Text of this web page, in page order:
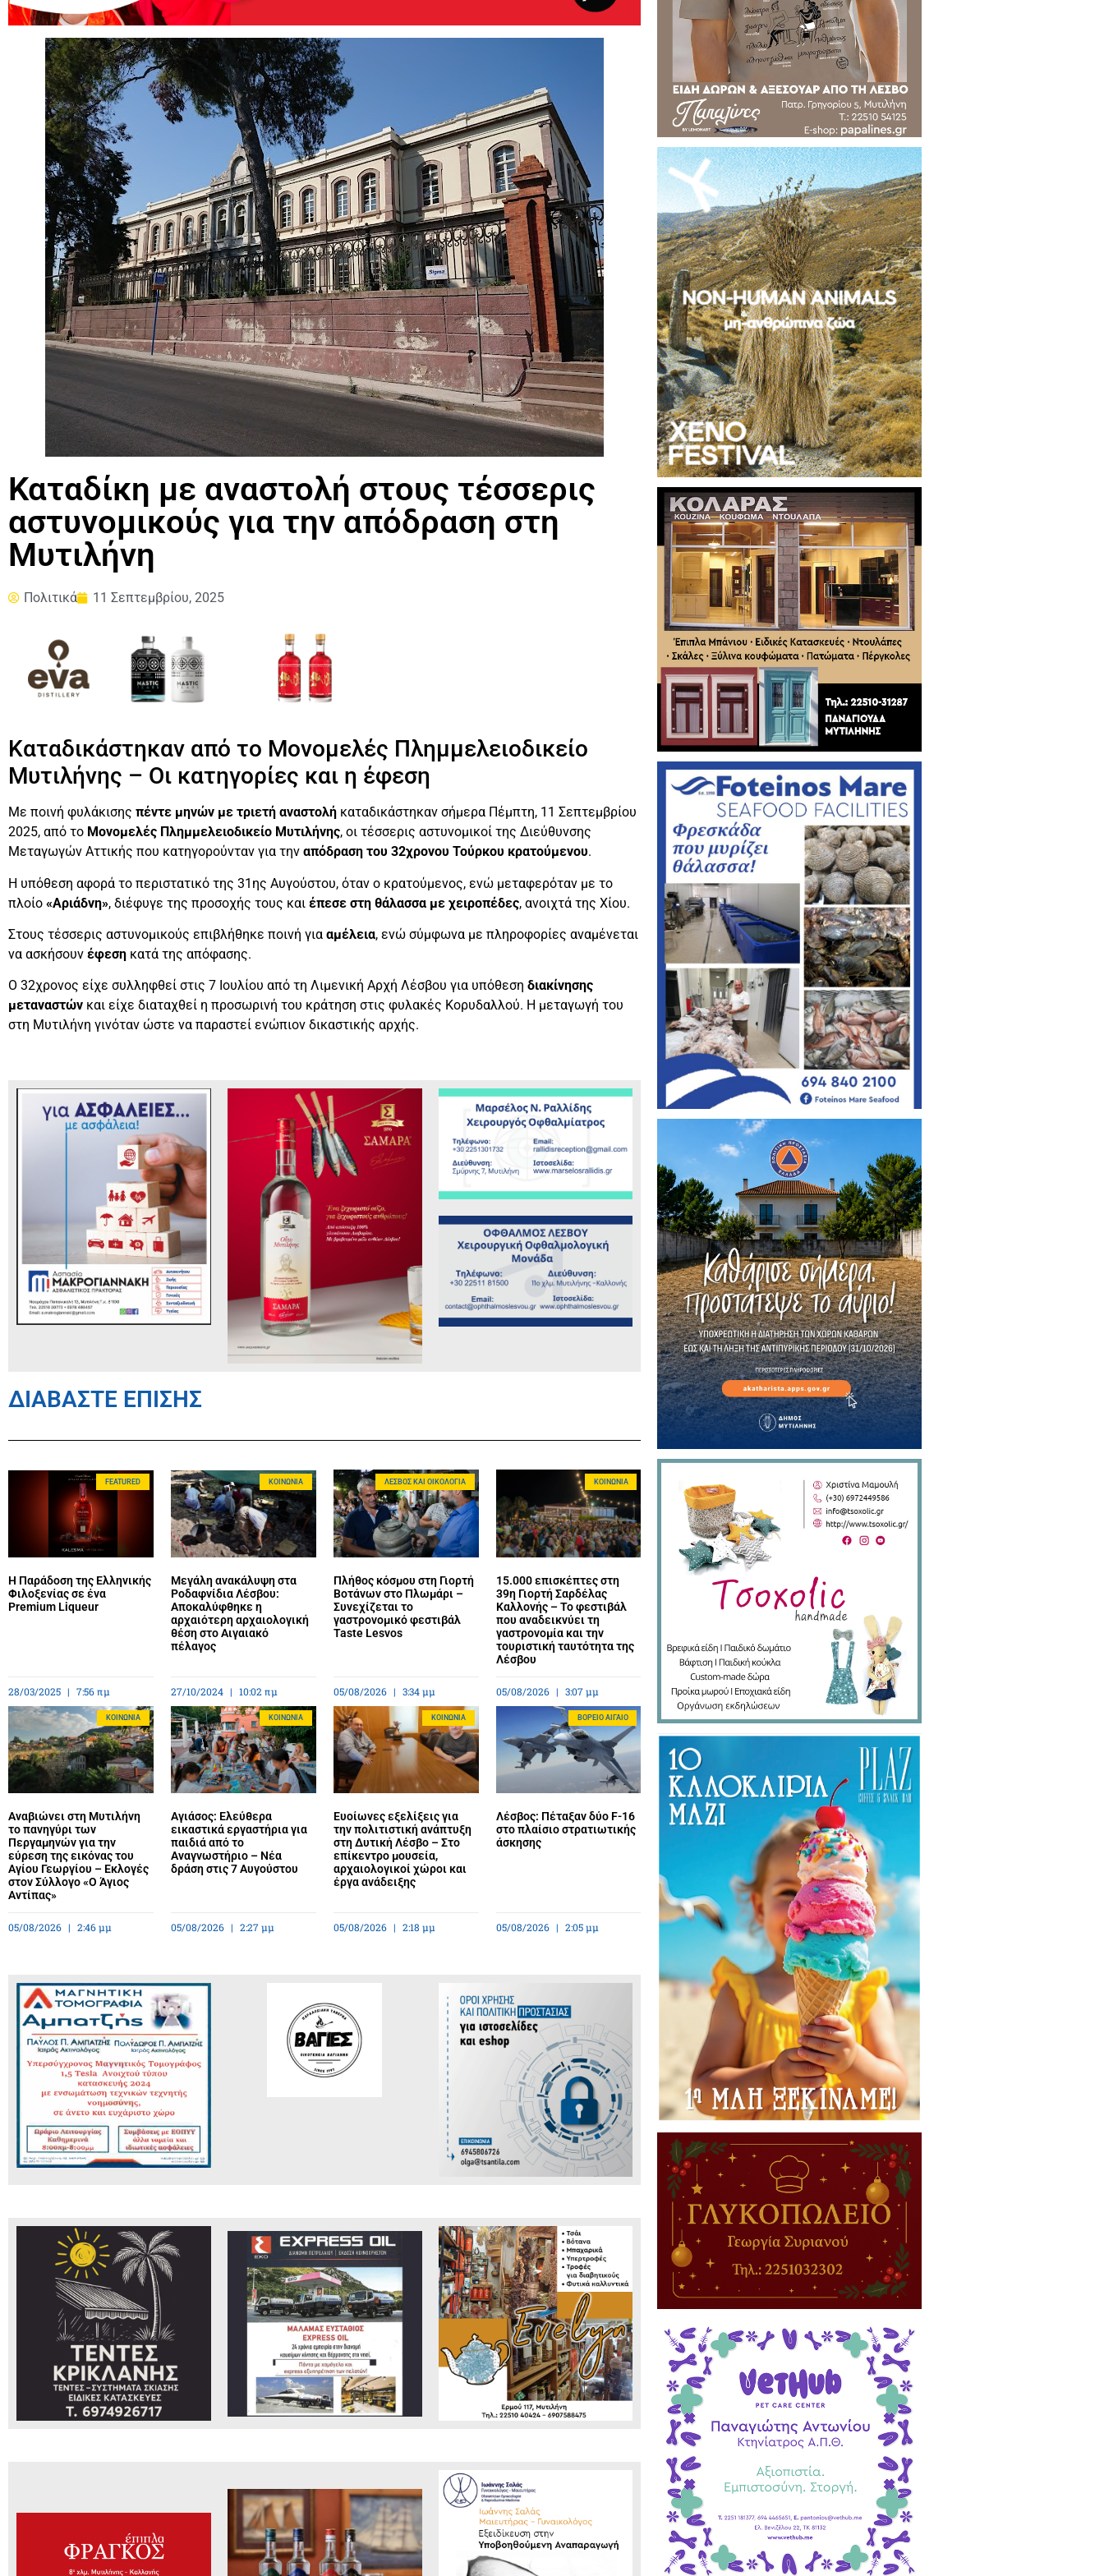
Καταδίκη με αναστολή στους τέσσερις
αστυνομικούς για την απόδραση στη
Μυτιλήνη
Πολιτικά 11 Σεπτεμβρίου, 2025
Καταδικάστηκαν από το Μονομελές Πλημμελειοδικείο
Μυτιλήνης – Οι κατηγορίες και η έφεση
Με ποινή φυλάκισης πέντε μηνών με τριετή αναστολή καταδικάστηκαν σήμερα Πέμπτη, 11 Σεπτεμβρίου
2025, από το Μονομελές Πλημμελειοδικείο Μυτιλήνης, οι τέσσερις αστυνομικοί της Διεύθυνσης
Μεταγωγών Αττικής που κατηγορούνταν για την απόδραση του 32χρονου Τούρκου κρατούμενου.
Η υπόθεση αφορά το περιστατικό της 31ης Αυγούστου, όταν ο κρατούμενος, ενώ μεταφερόταν με το
πλοίο «Αριάδνη», διέφυγε της προσοχής τους και έπεσε στη θάλασσα με χειροπέδες, ανοιχτά της Χίου.
Στους τέσσερις αστυνομικούς επιβλήθηκε ποινή για αμέλεια, ενώ σύμφωνα με πληροφορίες αναμένεται
να ασκήσουν έφεση κατά της απόφασης.
Ο 32χρονος είχε συλληφθεί στις 7 Ιουλίου από τη Λιμενική Αρχή Λέσβου για υπόθεση διακίνησης
μεταναστών και είχε διαταχθεί η προσωρινή του κράτηση στις φυλακές Κορυδαλλού. Η μεταγωγή του
στη Μυτιλήνη γινόταν ώστε να παραστεί ενώπιον δικαστικής αρχής.
ΔΙΑΒΑΣΤΕ ΕΠΙΣΗΣ
FEATURED
Η Παράδοση της Ελληνικής
Φιλοξενίας σε ένα
Premium Liqueur
28/03/2025 7:56 πμ
ΚΟΙΝΩΝΊΑ
Μεγάλη ανακάλυψη στα
Ροδαφνίδια Λέσβου:
Αποκαλύφθηκε η
αρχαιότερη αρχαιολογική
θέση στο Αιγαιακό
πέλαγος
27/10/2024 10:02 πμ
ΛΈΣΒΟΣ ΚΑΙ ΟΙΚΟΛΟΓΊΑ
Πλήθος κόσμου στη Γιορτή
Βοτάνων στο Πλωμάρι –
Συνεχίζεται το
γαστρονομικό φεστιβάλ
Taste Lesvos
05/08/2026 3:34 μμ
ΚΟΙΝΩΝΊΑ
15.000 επισκέπτες στη
39η Γιορτή Σαρδέλας
Καλλονής – Το φεστιβάλ
που αναδεικνύει τη
γαστρονομία και την
τουριστική ταυτότητα της
Λέσβου
05/08/2026 3:07 μμ
ΚΟΙΝΩΝΊΑ
Αναβιώνει στη Μυτιλήνη
το πανηγύρι των
Περγαμηνών για την
εύρεση της εικόνας του
Αγίου Γεωργίου – Εκλογές
στον Σύλλογο «Ο Άγιος
Αντίπας»
05/08/2026 2:46 μμ
ΚΟΙΝΩΝΊΑ
Αγιάσος: Ελεύθερα
εικαστικά εργαστήρια για
παιδιά από το
Αναγνωστήριο – Νέα
δράση στις 7 Αυγούστου
05/08/2026 2:27 μμ
ΚΟΙΝΩΝΊΑ
Ευοίωνες εξελίξεις για
την πολιτιστική ανάπτυξη
στη Δυτική Λέσβο – Στο
επίκεντρο μουσεία,
αρχαιολογικοί χώροι και
έργα ανάδειξης
05/08/2026 2:18 μμ
BΌΡΕΙΟ ΑΙΓΑΊΟ
Λέσβος: Πέταξαν δύο F-16
στο πλαίσιο στρατιωτικής
άσκησης
05/08/2026 2:05 μμ